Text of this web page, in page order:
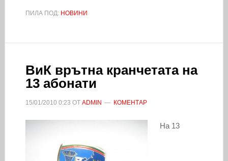
ПИЛА ПОД: НОВИНИ
ВиК врътна кранчетата на
13 абонати
15/01/2010 0:23 ОТ ADMIN КОМЕНТАР
На 13